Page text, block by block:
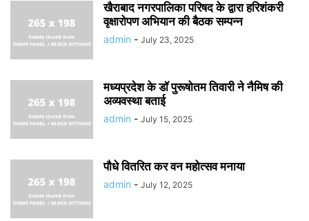
खैराबाद नगरपालिका परिषद के द्वारा हरिशंकरी
वृक्षारोपण अभियान की बैठक सम्पन्न
admin - July 23, 2025
मध्यप्रदेश के डॉ पुरूषोतम तिवारी ने नैमिष की
अव्यवस्था बताई
admin - July 15, 2025
पौधे वितरित कर वन महोत्सव मनाया
admin - July 12, 2025